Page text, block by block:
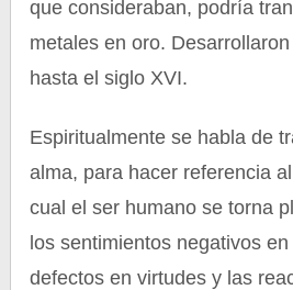
que consideraban, podría
metales en oro.
hasta el siglo XVI.
Espiritualmente se habla de
alma, para hacer referencia
cual el ser humano se torna
los sentimientos negativos
defectos en virtudes y las